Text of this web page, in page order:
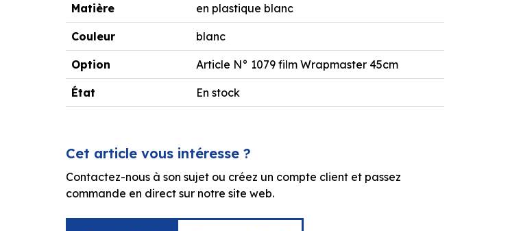
Matière en plastique blanc
Couleur blanc
Option Article N° 1079 film Wrapmaster 45cm
État En stock
Cet article vous intéresse ?
Contactez-nous à son sujet ou créez un compte client et passez
commande en direct sur notre site web.